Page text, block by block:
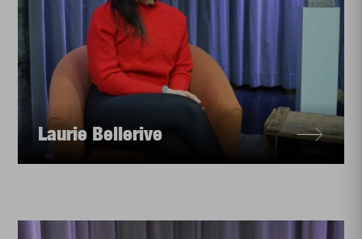
Laurie Bellerive